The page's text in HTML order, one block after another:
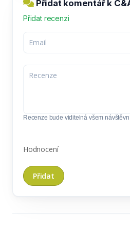
Přidat komentář k
Přidat recenzi
Recenze bude viditelná všem
Hodnocení